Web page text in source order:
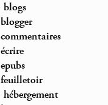
blogs
blogger
commentaires
écrire
epubs
feuilletoir
hébergement